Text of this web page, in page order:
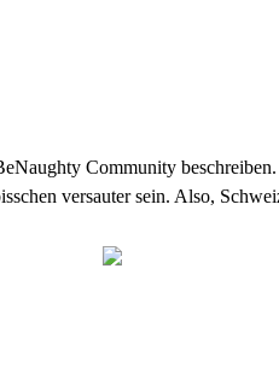
Community
versauter sein. Also,